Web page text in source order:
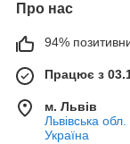
Про нас
94%
Працює з
м. Львів
Львівська
Україна